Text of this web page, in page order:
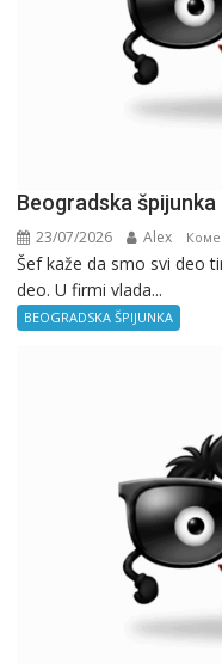
Beogradska
23/07/2026 Alex
Šef kaže da smo svi deo
deo. U firmi vlada...
BEOGRADSKA ŠPIJUNKA